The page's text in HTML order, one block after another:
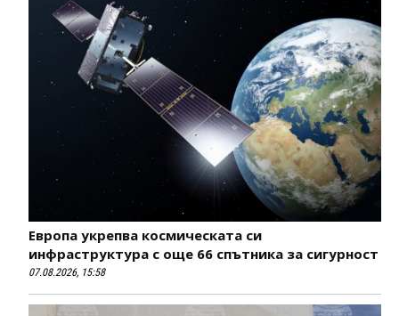
Европа укрепва космическата си
инфраструктура с още 66 спътника за сигурност
07.08.2026, 15:58